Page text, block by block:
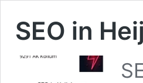
SEO in